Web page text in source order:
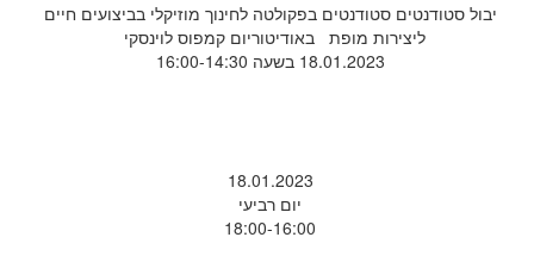
יבול סטודנטים סטודנטים בפקולטה לחינוך מוזיקלי בביצועים חיים
ליצירות מופת באודיטוריום קמפוס לוינסקי
18.01.2023 בשעה 16:00-14:30
18.01.2023
יום רביעי
18:00-16:00